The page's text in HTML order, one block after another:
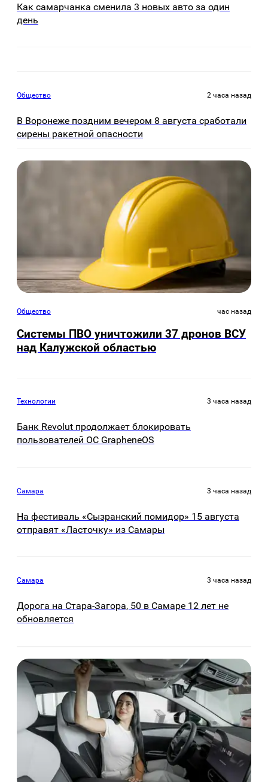
Как самарчанка сменила 3 новых авто за один
день
Общество 2 часа назад
В Воронеже поздним вечером 8 августа сработали
сирены ракетной опасности
Общество час назад
Системы ПВО уничтожили 37 дронов ВСУ
над Калужской областью
Технологии 3 часа назад
Банк Revolut продолжает блокировать
пользователей ОС GrapheneOS
Самара 3 часа назад
На фестиваль «Сызранский помидор» 15 августа
отправят «Ласточку» из Самары
Самара 3 часа назад
Дорога на Стара-Загора, 50 в Самаре 12 лет не
обновляется